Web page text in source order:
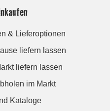
& Lieferoptionen
liefern lassen
liefern lassen
im Markt
Kataloge